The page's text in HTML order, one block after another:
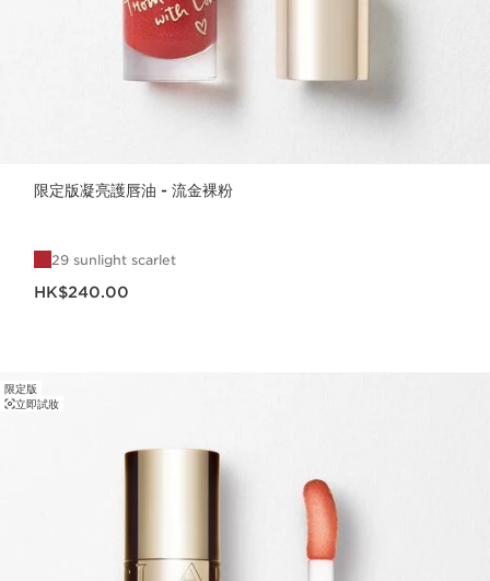
限定版凝亮護唇油 - 流金裸粉
29 sunlight scarlet
HK$240.00
限定版
立即試妝